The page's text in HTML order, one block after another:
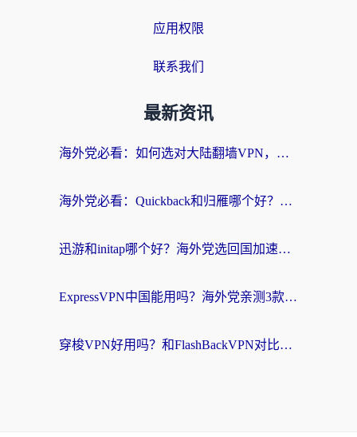
应用权限
联系我们
最新资讯
海外党必看：如何选对大陆翻墙VPN，实现国内资源无缝访问？
海外党必看：Quickback和归雁哪个好？附3组加速器对比+番茄加速器实测体验
迅游和initap哪个好？海外党选回国加速器必看的真实体验对比+避坑指南
ExpressVPN中国能用吗？海外党亲测3款热门回国加速器，教你避开破解VPN坑
穿梭VPN好用吗？和FlashBackVPN对比哪个回国效果更好？海外党亲测3款加速器+避坑指南